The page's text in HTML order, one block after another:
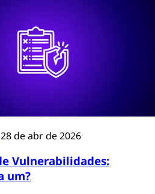
28 de abr de 2026
Vulnerabilidades:
um?